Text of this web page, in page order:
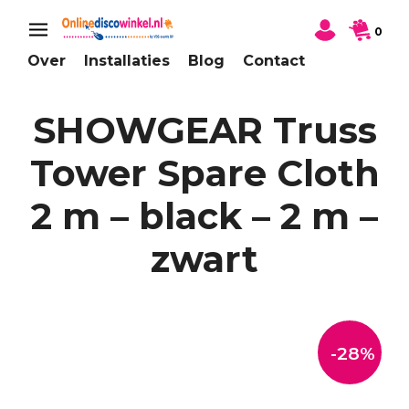
Over Installaties Blog Contact
0
SHOWGEAR Truss
Tower Spare Cloth
2 m – black – 2 m –
zwart
-28%